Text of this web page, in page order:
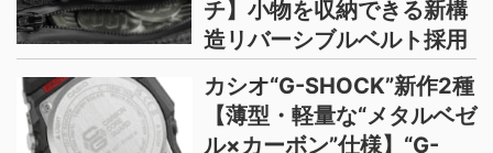
チ】小物を収納できる新構
造リバーシブルベルト採用
カシオ“G-SHOCK”新作2種
【薄型・軽量な“メタルベゼ
ル×カーボン”仕様】“G-